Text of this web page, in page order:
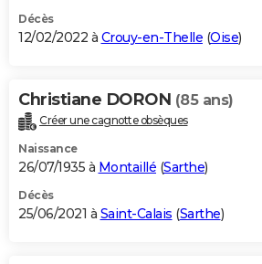
Décès
12/02/2022 à Crouy-en-Thelle (Oise)
Christiane DORON (85 ans)
Créer une cagnotte obsèques
Naissance
26/07/1935 à Montaillé (Sarthe)
Décès
25/06/2021 à Saint-Calais (Sarthe)